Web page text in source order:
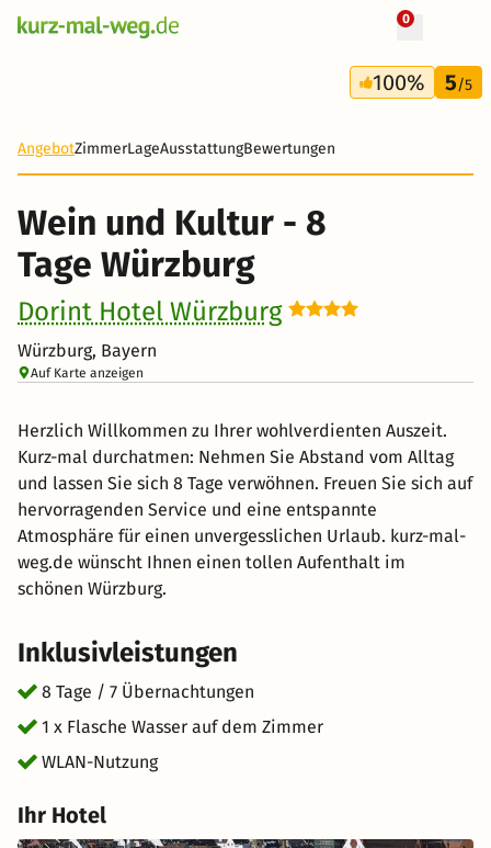
0
8 Tage
450 €
+ 107 Fotos
100% 5/5
AngebotZimmerLageAusstattungBewertungen
Wein und Kultur - 8
Tage Würzburg
Dorint Hotel Würzburg
Würzburg, Bayern
Auf Karte anzeigen
Herzlich Willkommen zu Ihrer wohlverdienten Auszeit.
Kurz-mal durchatmen: Nehmen Sie Abstand vom Alltag
und lassen Sie sich 8 Tage verwöhnen. Freuen Sie sich auf
hervorragenden Service und eine entspannte
Atmosphäre für einen unvergesslichen Urlaub. kurz-mal-
weg.de wünscht Ihnen einen tollen Aufenthalt im
schönen Würzburg.
Inklusivleistungen
8 Tage / 7 Übernachtungen
1 x Flasche Wasser auf dem Zimmer
WLAN-Nutzung
Ihr Hotel